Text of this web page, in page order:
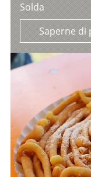
Solda
Saperne di